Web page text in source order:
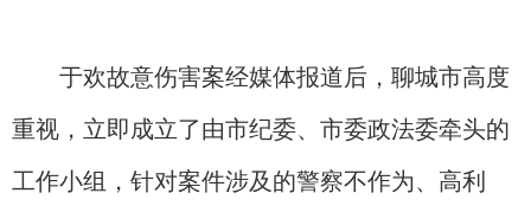
于欢故意伤害案经媒体报道后，聊城市高度
重视，立即成立了由市纪委、市委政法委牵头的
工作小组，针对案件涉及的警察不作为、高利